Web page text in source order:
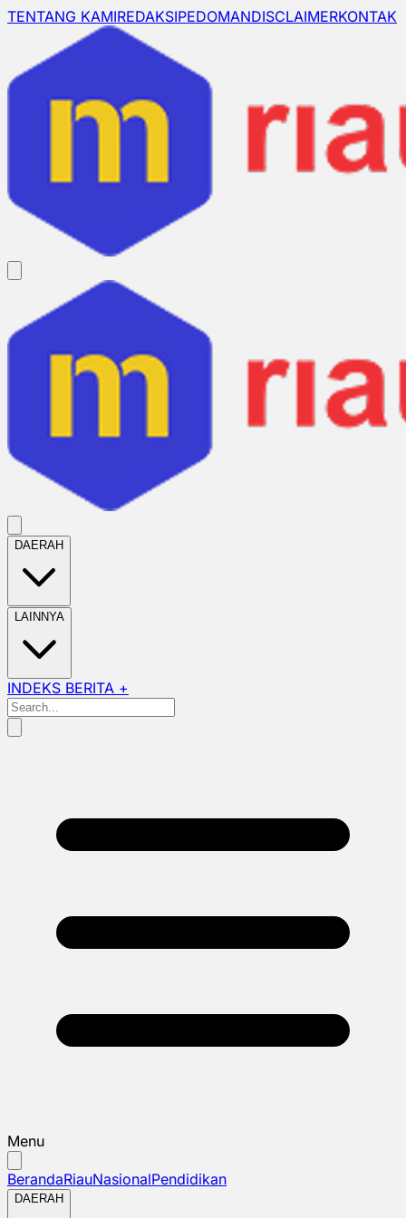
TENTANG KAMIREDAKSIPEDOMANDISCLAIMERKONTAK
DAERAH
LAINNYA
INDEKS BERITA +
Menu
BerandaRiauNasionalPendidikan
DAERAH